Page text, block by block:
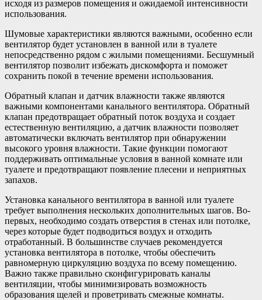
исходя из размеров помещения и ожидаемой интенсивности
использования.
Шумовые характеристики являются важными, особенно если
вентилятор будет установлен в ванной или в туалете
непосредственно рядом с жилыми помещениями. Бесшумный
вентилятор позволит избежать дискомфорта и поможет
сохранить покой в течение времени использования.
Обратный клапан и датчик влажности также являются
важными компонентами канального вентилятора. Обратный
клапан предотвращает обратный поток воздуха и создает
естественную вентиляцию, а датчик влажности позволяет
автоматически включать вентилятор при обнаружении
высокого уровня влажности. Такие функции помогают
поддерживать оптимальные условия в ванной комнате или
туалете и предотвращают появление плесени и неприятных
запахов.
Установка канального вентилятора в ванной или туалете
требует выполнения нескольких дополнительных шагов. Во-
первых, необходимо создать отверстия в стенах или потолке,
через которые будет подводиться воздух и отходить
отработанный. В большинстве случаев рекомендуется
установка вентилятора в потолке, чтобы обеспечить
равномерную циркуляцию воздуха по всему помещению.
Важно также правильно сконфигурировать каналы
вентиляции, чтобы минимизировать возможность
образования щелей и проветривать смежные комнаты.